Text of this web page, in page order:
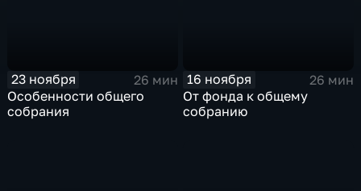
23 ноября
26 мин
Особенности общего
собрания
16 ноября
26 мин
От фонда к общему
собранию